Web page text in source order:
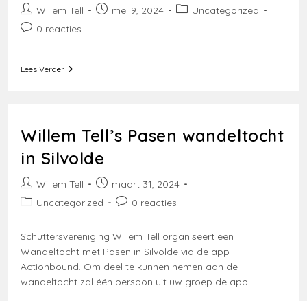
Bericht
auteur:
Willem Tell
Berichtmei 9, 2024 Berichtcategorie:
Uncategorized
Bericht0 reacties
Lees VerderHemelvaart
Fietstocht
Willem Tell’s Pasen wandeltocht
in Silvolde
Bericht
auteur:
Willem Tell
Bericht
gepubliceerd
maart 31, 2024
Berichtcategorie:
Uncategorized
Bericht0 reacties
Schuttersvereniging Willem Tell organiseert een
Wandeltocht met Pasen in Silvolde via de app
Actionbound. Om deel te kunnen nemen aan de
wandeltocht zal één persoon uit uw groep de app…